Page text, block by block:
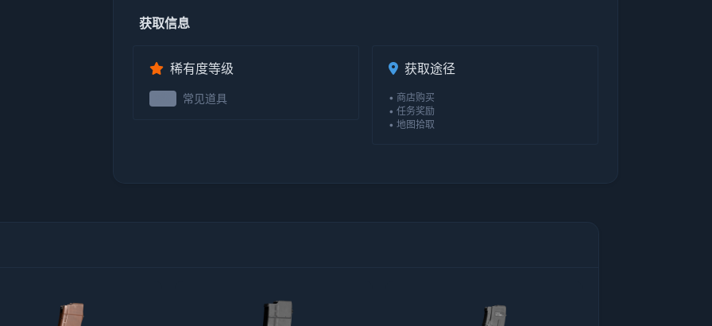
获取信息
稀有度等级
常见道具
获取途径
• 商店购买
• 任务奖励
• 地图拾取